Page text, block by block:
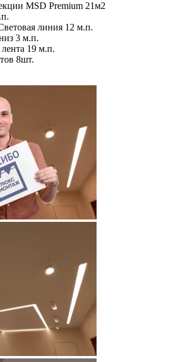
MSD Premium 21м2
линия 12 м.п.
3 м.п.
19 м.п.
8шт.